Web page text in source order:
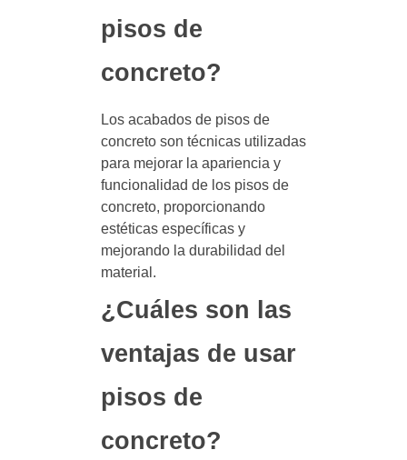
pisos de
concreto?
Los acabados de pisos de
concreto son técnicas utilizadas
para mejorar la apariencia y
funcionalidad de los pisos de
concreto, proporcionando
estéticas específicas y
mejorando la durabilidad del
material.
¿Cuáles son las
ventajas de usar
pisos de
concreto?